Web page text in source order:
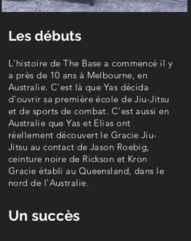
Les débuts
L'histoire de The Base a commencé il y
a près de 10 ans à Melbourne, en
Australie. C'est là que Yas décida
d'ouvrir sa première école de Jiu-Jitsu
et de sports de combat. C'est aussi en
Australie que Yas et Elias ont
réellement découvert le Gracie Jiu-
Jitsu au contact de Jason Roebig,
ceinture noire de Rickson et Kron
Gracie établi au Queensland, dans le
nord de l'Australie.
Un succès